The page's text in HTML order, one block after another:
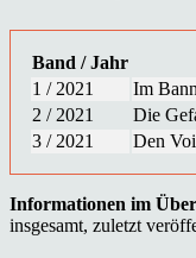
Band / Jahr
1 / 2021
Im
2 / 2021
Die
3 / 2021
Den
Informationen im
insgesamt, zuletzt